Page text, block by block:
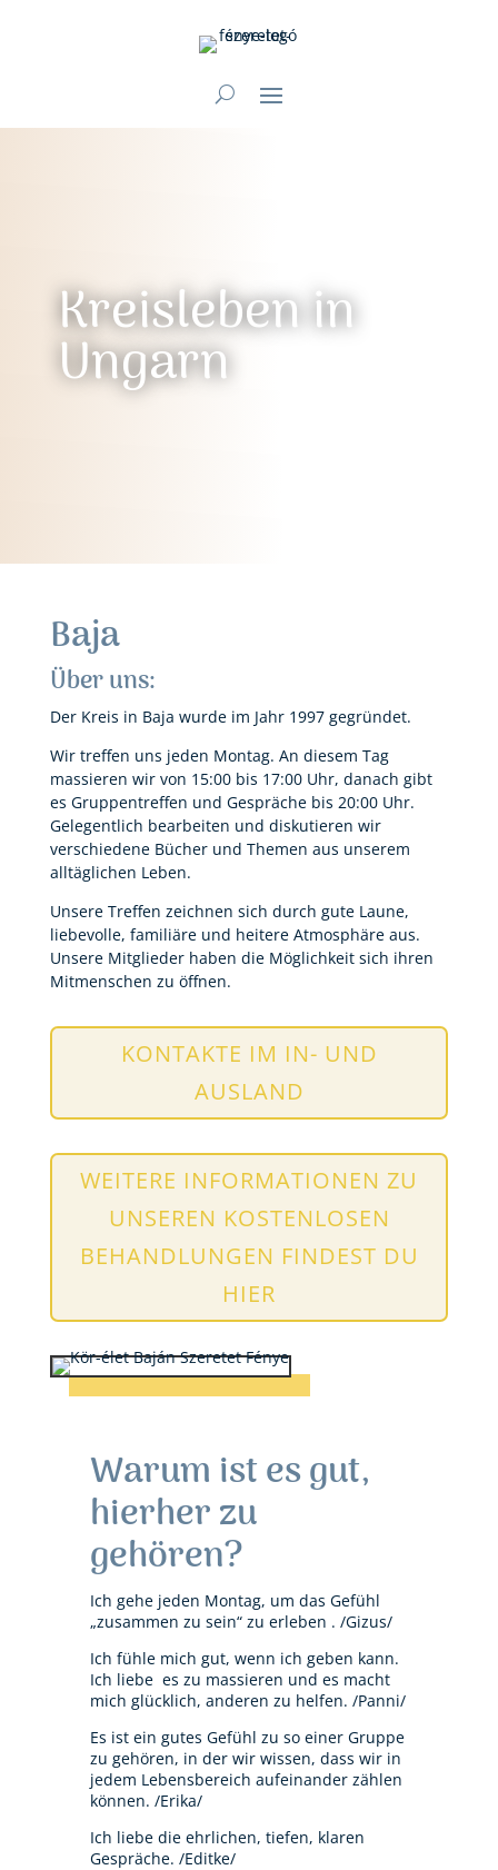
Kreisleben in
Ungarn
Baja
Über uns:
Der Kreis in Baja wurde im Jahr 1997 gegründet.
Wir treffen uns jeden Montag. An diesem Tag
massieren wir von 15:00 bis 17:00 Uhr, danach gibt
es Gruppentreffen und Gespräche bis 20:00 Uhr.
Gelegentlich bearbeiten und diskutieren wir
verschiedene Bücher und Themen aus unserem
alltäglichen Leben.
Unsere Treffen zeichnen sich durch gute Laune,
liebevolle, familiäre und heitere Atmosphäre aus.
Unsere Mitglieder haben die Möglichkeit sich ihren
Mitmenschen zu öffnen.
KONTAKTE IM IN- UND
AUSLAND
WEITERE INFORMATIONEN ZU
UNSEREN KOSTENLOSEN
BEHANDLUNGEN FINDEST DU
HIER
Warum ist es gut,
hierher zu
gehören?
Ich gehe jeden Montag, um das Gefühl
„zusammen zu sein“ zu erleben . /Gizus/
Ich fühle mich gut, wenn ich geben kann.
Ich liebe es zu massieren und es macht
mich glücklich, anderen zu helfen. /Panni/
Es ist ein gutes Gefühl zu so einer Gruppe
zu gehören, in der wir wissen, dass wir in
jedem Lebensbereich aufeinander zählen
können. /Erika/
Ich liebe die ehrlichen, tiefen, klaren
Gespräche. /Editke/